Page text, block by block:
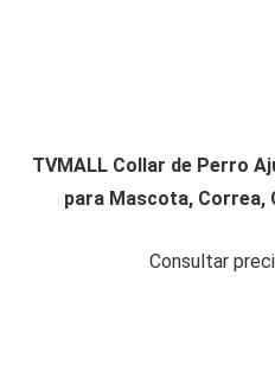
TVMALL Collar de Perro
para Mascota, Correa,
Consultar